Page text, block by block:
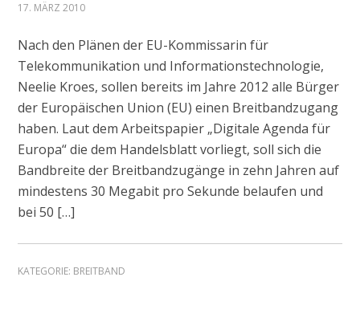
17. MÄRZ 2010
Nach den Plänen der EU-Kommissarin für
Telekommunikation und Informationstechnologie,
Neelie Kroes, sollen bereits im Jahre 2012 alle Bürger
der Europäischen Union (EU) einen Breitbandzugang
haben. Laut dem Arbeitspapier „Digitale Agenda für
Europa“ die dem Handelsblatt vorliegt, soll sich die
Bandbreite der Breitbandzugänge in zehn Jahren auf
mindestens 30 Megabit pro Sekunde belaufen und
bei 50 […]
KATEGORIE: BREITBAND